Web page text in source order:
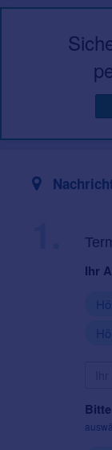
Ihr